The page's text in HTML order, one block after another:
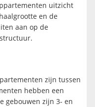
uitzicht
en de
aan op de
zijn tussen
hebben een
gebouwen zijn 3- en